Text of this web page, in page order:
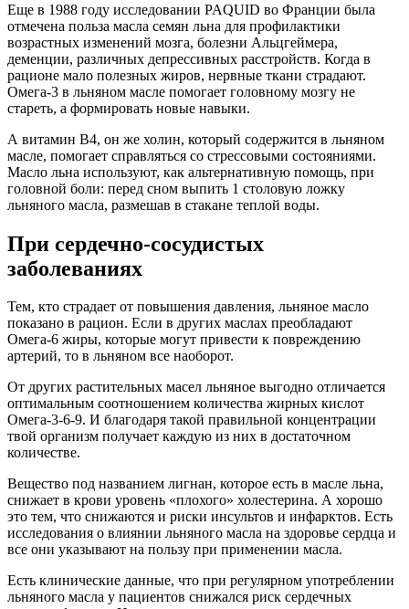
Еще в 1988 году исследовании PAQUID во Франции была
отмечена польза масла семян льна для профилактики
возрастных изменений мозга, болезни Альцгеймера,
деменции, различных депрессивных расстройств. Когда в
рационе мало полезных жиров, нервные ткани страдают.
Омега-3 в льняном масле помогает головному мозгу не
стареть, а формировать новые навыки.
А витамин В4, он же холин, который содержится в льняном
масле, помогает справляться со стрессовыми состояниями.
Масло льна используют, как альтернативную помощь, при
головной боли: перед сном выпить 1 столовую ложку
льняного масла, размешав в стакане теплой воды.
При сердечно-сосудистых
заболеваниях
Тем, кто страдает от повышения давления, льняное масло
показано в рацион. Если в других маслах преобладают
Омега-6 жиры, которые могут привести к повреждению
артерий, то в льняном все наоборот.
От других растительных масел льняное выгодно отличается
оптимальным соотношением количества жирных кислот
Омега-3-6-9. И благодаря такой правильной концентрации
твой организм получает каждую из них в достаточном
количестве.
Вещество под названием лигнан, которое есть в масле льна,
снижает в крови уровень «плохого» холестерина. А хорошо
это тем, что снижаются и риски инсультов и инфарктов. Есть
исследования о влиянии льняного масла на здоровье сердца и
все они указывают на пользу при применении масла.
Есть клинические данные, что при регулярном употреблении
льняного масла у пациентов снижался риск сердечных